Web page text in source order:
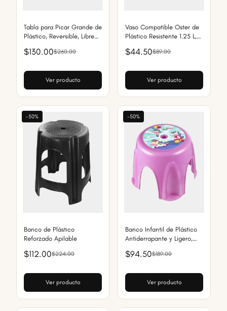
Tabla para Picar Grande de
Plástico, Reversible, Libre
Lavavajillas, Ideal para
$130.00$260.00
Ver producto
Vaso Compatible Oster de
Plástico Resistente 1.25 L,
Lavavajillas
$44.50$89.00
Ver producto
-50%
Banco de Plástico
Reforzado Apilable
$112.00$224.00
Ver producto
-50%
Banco Infantil de Plástico
Antiderrapante y Ligero,
Niños
$94.50$189.00
Ver producto